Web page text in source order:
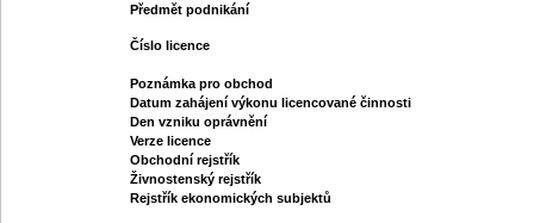
Předmět podnikání
Číslo licence
Poznámka pro obchod
Datum zahájení výkonu licencované činnosti
Den vzniku oprávnění
Verze licence
Obchodní rejstřík
Živnostenský rejstřík
Rejstřík ekonomických subjektů